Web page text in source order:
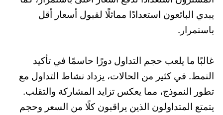
يبدي البائعون استعدادًا مماثلًا لقبول أسعار أقل
باستمرار.
غالبًا ما يلعب حجم التداول دورًا حاسمًا في تأكيد
النمط. في كثير من الحالات، يزداد نشاط التداول مع
تطور النموذج، مما يعكس تزايد المشاركة والتقلب.
يتمتع المتداولون الذين يراقبون كلًا من السعر وحجم